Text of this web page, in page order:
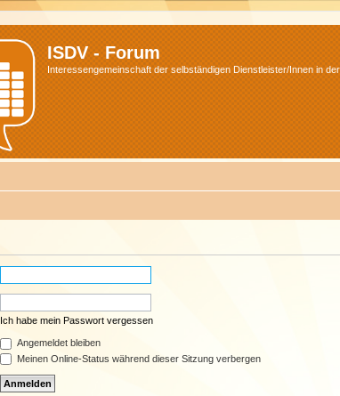
ISDV - Forum
Interessengemeinschaft der selbständigen Dienstleister/Innen in
Ich habe mein Passwort vergessen
Angemeldet bleiben
Meinen Online-Status während dieser Sitzung verbergen